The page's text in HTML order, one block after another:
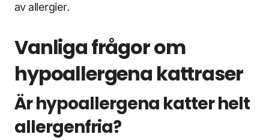
av allergier.
Vanliga frågor om
hypoallergena kattraser
Är hypoallergena katter helt
allergenfria?